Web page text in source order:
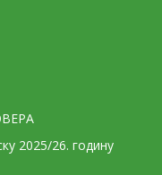
2025/26. годину